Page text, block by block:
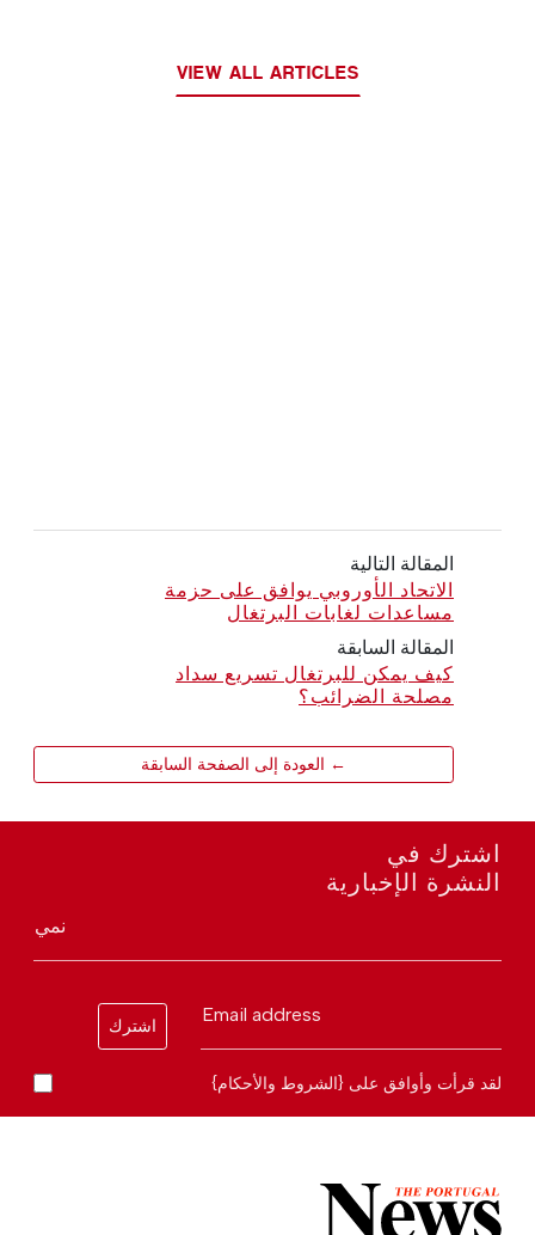
VIEW ALL ARTICLES
المقالة التالية
الاتحاد الأوروبي يوافق على حزمة
مساعدات لغابات البرتغال
المقالة السابقة
كيف يمكن للبرتغال تسريع سداد
مصلحة الضرائب؟
← العودة إلى الصفحة السابقة
اشترك في
النشرة الإخبارية
نمي
Email address
اشترك
لقد قرأت وأوافق على {الشروط والأحكام}